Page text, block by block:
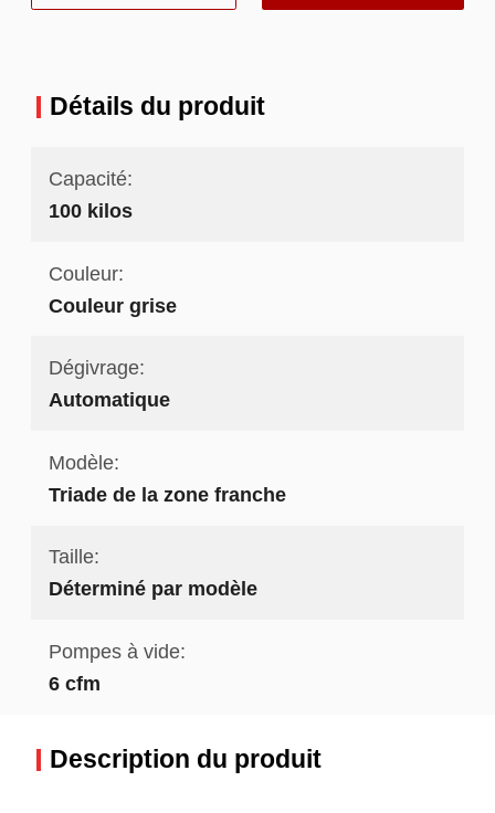
Détails du produit
Capacité:
100 kilos
Couleur:
Couleur grise
Dégivrage:
Automatique
Modèle:
Triade de la zone franche
Taille:
Déterminé par modèle
Pompes à vide:
6 cfm
Description du produit